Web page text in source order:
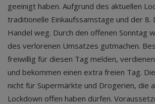
geeinigt haben. Aufgrund des aktuellen
traditionelle Einkaufssamstage und der 8.
Handel weg. Durch den offenen Sonntag
des verlorenen Umsatzes gutmachen.
freiwillig für diesen Tag melden,
und bekommen einen extra freien Tag.
nicht für Supermärkte und Drogerien, die
Lockdown offen haben dürfen.